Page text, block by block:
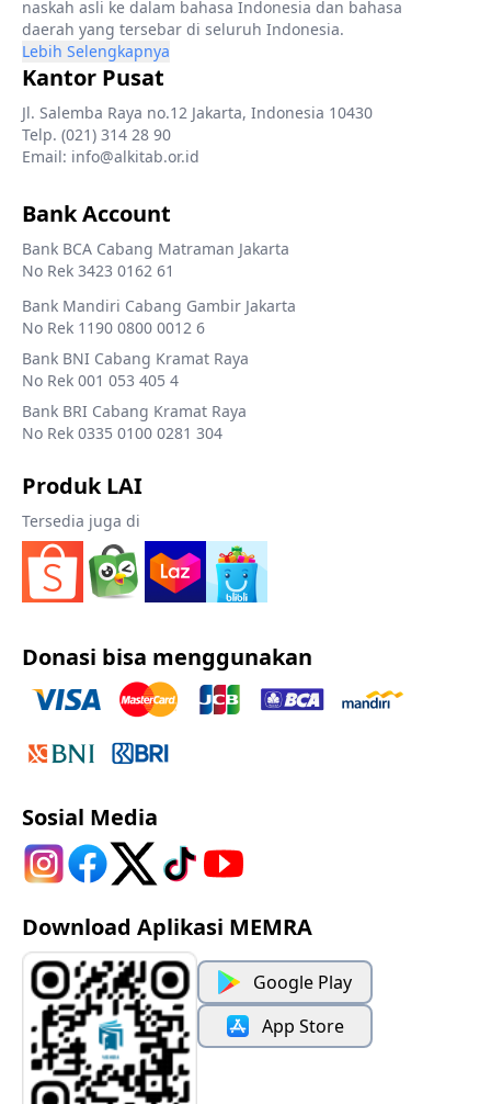
naskah asli ke dalam bahasa Indonesia dan bahasa
daerah yang tersebar di seluruh Indonesia.
Lebih Selengkapnya
Kantor Pusat
Jl. Salemba Raya no.12 Jakarta, Indonesia 10430
Telp. (021) 314 28 90
Email: info@alkitab.or.id
Bank Account
Bank BCA Cabang Matraman Jakarta
No Rek 3423 0162 61
Bank Mandiri Cabang Gambir Jakarta
No Rek 1190 0800 0012 6
Bank BNI Cabang Kramat Raya
No Rek 001 053 405 4
Bank BRI Cabang Kramat Raya
No Rek 0335 0100 0281 304
Produk LAI
Tersedia juga di
Donasi bisa menggunakan
Sosial Media
Download Aplikasi MEMRA
Google Play
App Store